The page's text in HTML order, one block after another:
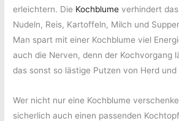
erleichtern. Die Kochblume verhindert
Nudeln, Reis, Kartoffeln, Milch und
Man spart mit einer Kochblume viel
auch die Nerven, denn der Kochvorgang
das sonst so lästige Putzen von Herd
Wer nicht nur eine Kochblume
sicherlich auch einen passenden